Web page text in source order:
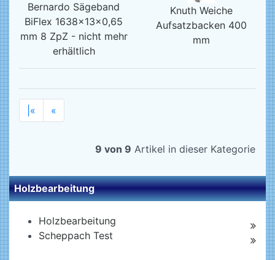
Bernardo Sägeband
BiFlex 1638x13x0,65
mm 8 ZpZ - nicht mehr
erhältlich
Knuth Weiche
Aufsatzbacken 400
mm
|« «
9 von 9 Artikel in dieser Kategorie
Holzbearbeitung
Holzbearbeitung
Scheppach Test